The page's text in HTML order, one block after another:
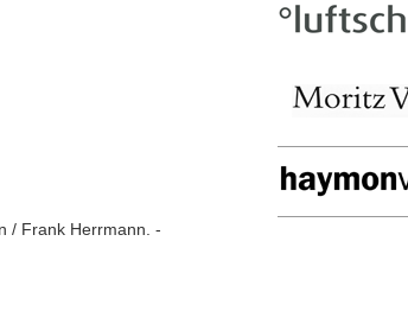
/ Frank Herrmann. -